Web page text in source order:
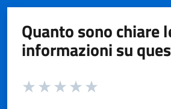
Quanto sono chiare
informazioni su
Valuta da 1 a 5 stelle la pagina